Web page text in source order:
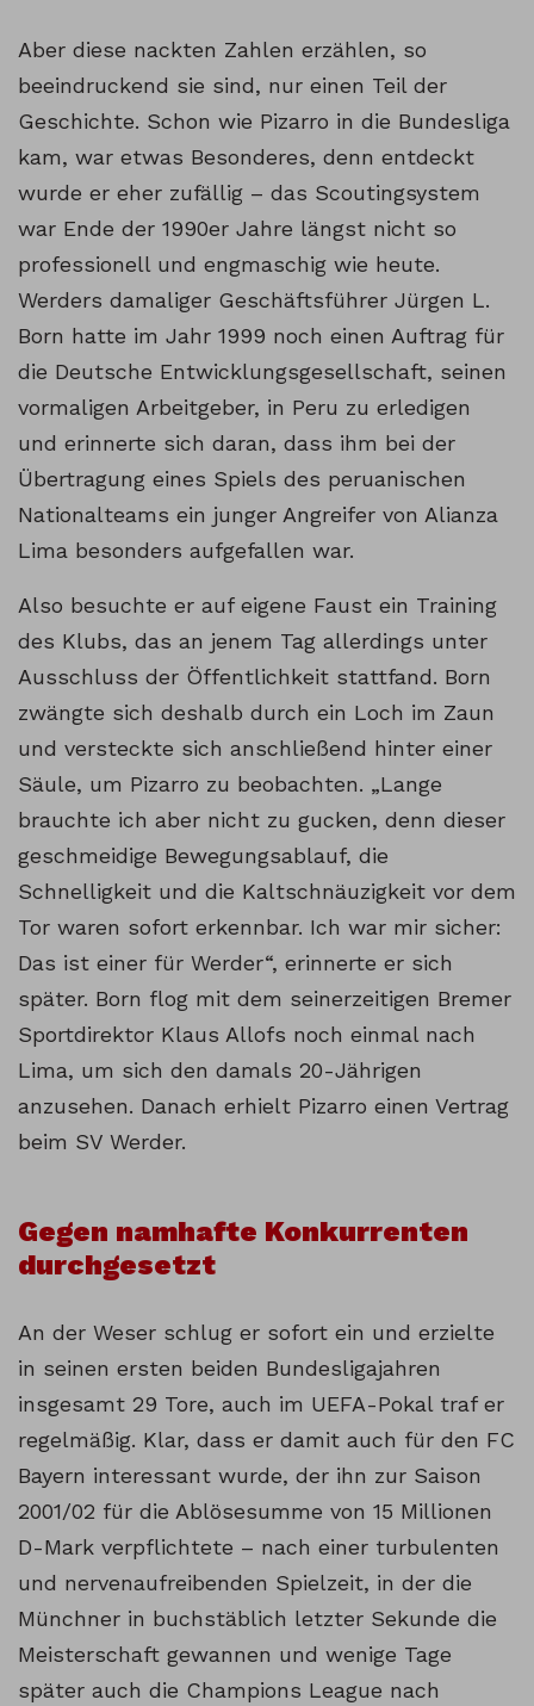
Aber diese nackten Zahlen erzählen, so
beeindruckend sie sind, nur einen Teil der
Geschichte. Schon wie Pizarro in die Bundesliga
kam, war etwas Besonderes, denn entdeckt
wurde er eher zufällig – das Scoutingsystem
war Ende der 1990er Jahre längst nicht so
professionell und engmaschig wie heute.
Werders damaliger Geschäftsführer Jürgen L.
Born hatte im Jahr 1999 noch einen Auftrag für
die Deutsche Entwicklungsgesellschaft, seinen
vormaligen Arbeitgeber, in Peru zu erledigen
und erinnerte sich daran, dass ihm bei der
Übertragung eines Spiels des peruanischen
Nationalteams ein junger Angreifer von Alianza
Lima besonders aufgefallen war.
Also besuchte er auf eigene Faust ein Training
des Klubs, das an jenem Tag allerdings unter
Ausschluss der Öffentlichkeit stattfand. Born
zwängte sich deshalb durch ein Loch im Zaun
und versteckte sich anschließend hinter einer
Säule, um Pizarro zu beobachten. „Lange
brauchte ich aber nicht zu gucken, denn dieser
geschmeidige Bewegungsablauf, die
Schnelligkeit und die Kaltschnäuzigkeit vor dem
Tor waren sofort erkennbar. Ich war mir sicher:
Das ist einer für Werder“, erinnerte er sich
später. Born flog mit dem seinerzeitigen Bremer
Sportdirektor Klaus Allofs noch einmal nach
Lima, um sich den damals 20-Jährigen
anzusehen. Danach erhielt Pizarro einen Vertrag
beim SV Werder.
Gegen namhafte Konkurrenten
durchgesetzt
An der Weser schlug er sofort ein und erzielte
in seinen ersten beiden Bundesligajahren
insgesamt 29 Tore, auch im UEFA-Pokal traf er
regelmäßig. Klar, dass er damit auch für den FC
Bayern interessant wurde, der ihn zur Saison
2001/02 für die Ablösesumme von 15 Millionen
D-Mark verpflichtete – nach einer turbulenten
und nervenaufreibenden Spielzeit, in der die
Münchner in buchstäblich letzter Sekunde die
Meisterschaft gewannen und wenige Tage
später auch die Champions League nach